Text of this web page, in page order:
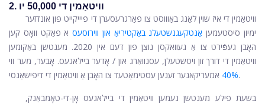
2. וויטאַמין די 50,000 יו
וויטאַמין די איז שוין לאַנג באַוווסט צו פאַרגרעסערן די פיייקייט פון אונדזער
ימיון סיסטעמען אַנטקעגנשטעלנ באַקטיריאַ און ווירוסעס א פאַקט וואָס קען
האָבן געפֿירט צו אַ געוואקסן נוצן פון דעם אין 2020. מענטשן באַקומען
וויטאַמין די דורך זון ויסשטעלן, עסנוואַרג און / אָדער ביילאגעס. אָבער, מער ווי
40%אמעריקאנער זענען עסטימאַטעד צו האָבן אַ וויטאַמין די דיפישאַנסי.
בשעת פילע מענטשן נעמען וויטאַמין די ביילאגעס אָן-די-טאָמבאַנק,